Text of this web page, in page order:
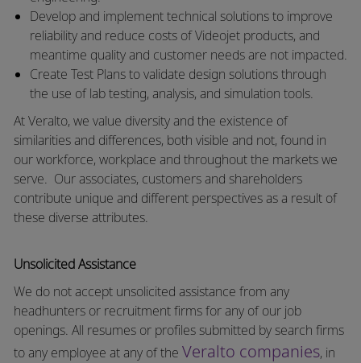
Develop and implement technical solutions to improve
reliability and reduce costs of Videojet products, and
meantime quality and customer needs are not impacted.
Create Test Plans to validate design solutions through
the use of lab testing, analysis, and simulation tools.
At Veralto, we value diversity and the existence of
similarities and differences, both visible and not, found in
our workforce, workplace and throughout the markets we
serve. Our associates, customers and shareholders
contribute unique and different perspectives as a result of
these diverse attributes.
Unsolicited Assistance
We do not accept unsolicited assistance from any
headhunters or recruitment firms for any of our job
openings. All resumes or profiles submitted by search firms
to any employee at any of the Veralto companies, in